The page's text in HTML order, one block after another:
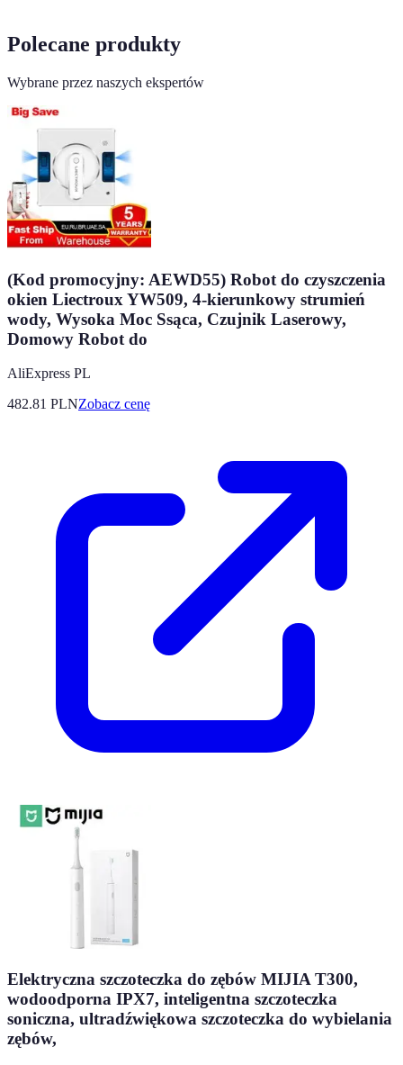
Polecane produkty
Wybrane przez naszych ekspertów
(Kod promocyjny: AEWD55) Robot do czyszczenia
okien Liectroux YW509, 4-kierunkowy strumień
wody, Wysoka Moc Ssąca, Czujnik Laserowy,
Domowy Robot do
AliExpress PL
482.81 PLNZobacz cenę
Elektryczna szczoteczka do zębów MIJIA T300,
wodoodporna IPX7, inteligentna szczoteczka
soniczna, ultradźwiękowa szczoteczka do wybielania
zębów,